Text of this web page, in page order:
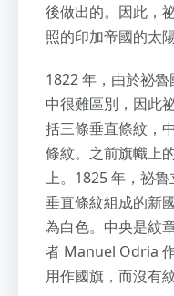
後做出的。因此，
照的印加帝國的太
1822 年，由於祕
中很難區別，因此
括三條垂直條紋，
條紋。之前旗幟上
上。1825 年，祕
垂直條紋組成的新
為白色。中央是紋
者 Manuel Odria
用作國旗，而沒有